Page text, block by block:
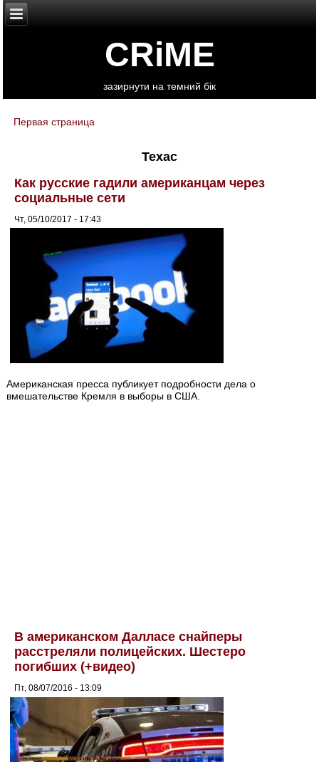
CRiME
зазирнути на темний бік
You are here
Первая страница
Техас
Как русские гадили американцам через
социальные сети
Чт, 05/10/2017 - 17:43
Американская пресса публикует подробности дела о
вмешательстве Кремля в выборы в США.
В американском Далласе снайперы
расстреляли полицейских. Шестеро
погибших (+видео)
Пт, 08/07/2016 - 13:09